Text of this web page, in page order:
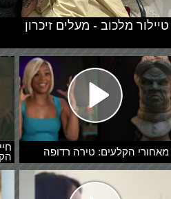
מאחורי הקלעים: טירה רדופה
טיילור מלכוב - מעלים זיכרון